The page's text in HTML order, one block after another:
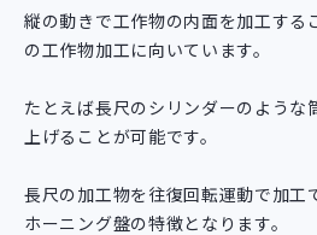
縦の動きで工作物の内面を加工する
の工作物加工に向いています。
たとえば長尺のシリンダーのような
上げることが可能です。
長尺の加工物を往復回転運動で加工
ホーニング盤の特徴となります。